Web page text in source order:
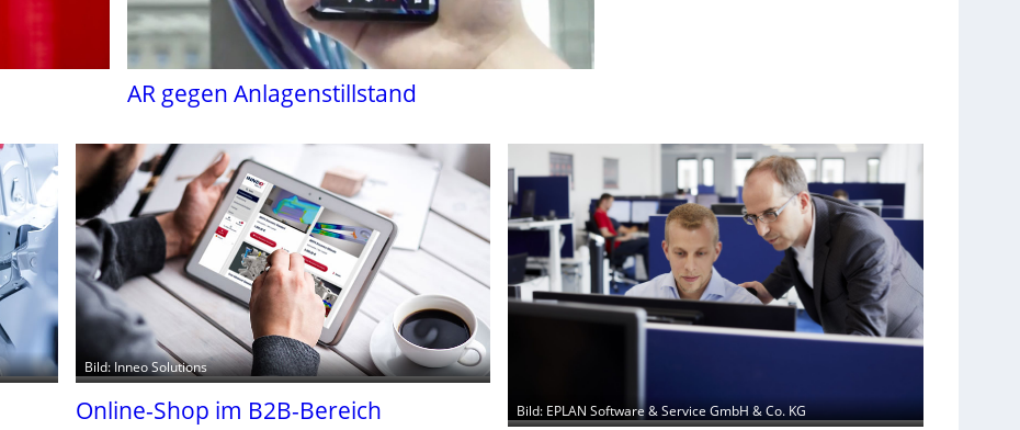
AR gegen Anlagenstillstand
Bild: Inneo Solutions
Online-Shop im B2B-Bereich Bild: EPLAN Software & Service GmbH & Co. KG